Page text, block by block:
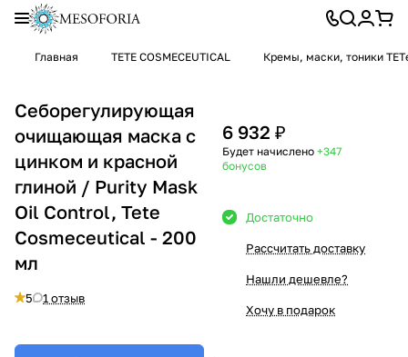
Главная TETE COSMECEUTICAL Кремы, маски, тоники
Себорегулирующая
очищающая маска с
цинком и красной
глиной / Purity Mask
Oil Control, Tete
Cosmeceutical - 200
мл
5 1 отзыв
6 932 ₽
Будет начислено +347
бонусов
Достаточно
Рассчитать доставку
Нашли дешевле?
Хочу в подарок